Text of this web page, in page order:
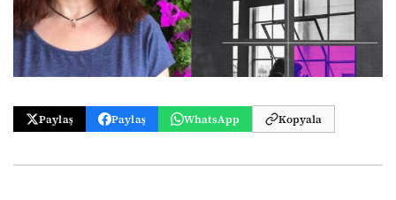
Paylaş Paylaş WhatsApp Kopyala